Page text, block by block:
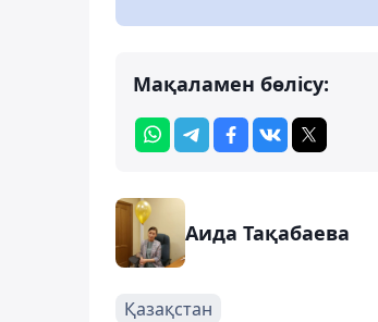
Мақаламен бөлісу:
Аида Тақабаева
Қазақстан